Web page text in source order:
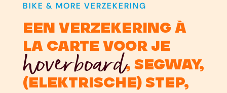
BIKE & MORE VERZEKERING
een Verzekering à
la carte voor je
hoverboard, segway,
(elektrische) step,